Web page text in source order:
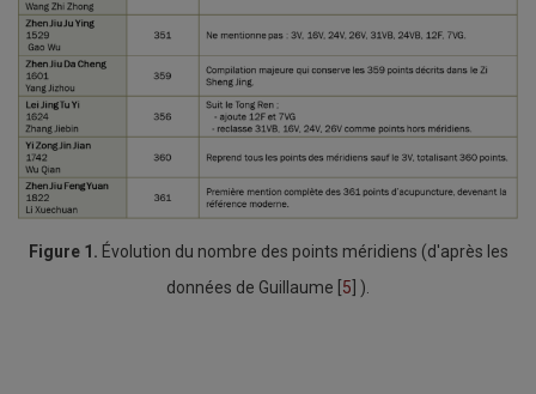
Figure 1. Évolution du nombre des points méridiens (d'après les
données de Guillaume [ 5 ] ).